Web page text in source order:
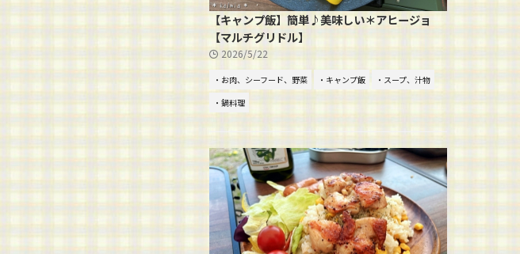
【キャンプ飯】簡単♪美味しい＊アヒージョ
【マルチグリドル】
2026/5/22
・お肉、シーフード、野菜 ・キャンプ飯
・スープ、汁物
・鍋料理